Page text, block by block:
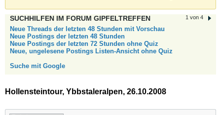
1 von 4
SUCHHILFEN IM FORUM GIPFELTREFFEN
Neue Threads der letzten 48 Stunden mit Vorschau
Neue Postings der letzten 48 Stunden
Neue Postings der letzten 72 Stunden ohne Quiz
Neue, ungelesene Postings Listen-Ansicht ohne Quiz
Suche mit Google
Hollensteintour, Ybbstaleralpen, 26.10.2008